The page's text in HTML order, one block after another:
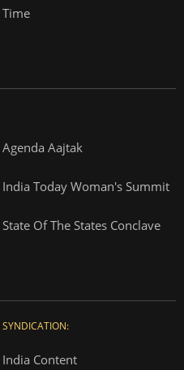
Time
Agenda Aajtak
India Today Woman's Summit
State Of The States Conclave
SYNDICATION:
India Content